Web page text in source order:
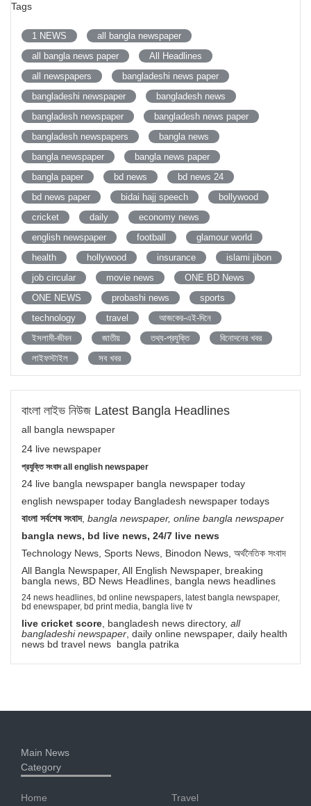
Tags
1 NEWS
all bangla newspaper
all bangla news paper
All Headlines
all newspapers
bangladeshi news paper
bangladeshi newspaper
bangladesh news
bangladesh newspaper
bangladesh news paper
bangladesh newspapers
bangla news
bangla newspaper
bangla news paper
bangla paper
bd news
bd news 24
bd news paper
bidai hajj speech
bollywood
cricket
daily
economy news
english newspaper
football
glamour world
health
hollywood insurance
islami jibon
job circular
movie news
ONE BD News
ONE NEWS
probashi news
sports
technology
travel
আজকের-এই-দিনে
ইসলামী-জীবন
জাতীয় তথ্য-প্রযুক্তি
বিনোদনের খবর
লাইফস্টাইল
সব খবর
বাংলা লাইভ নিউজ Latest Bangla Headlines
all bangla newspaper
24 live newspaper
প্রযুক্তি সংবাদ all english newspaper
24 live bangla newspaper bangla newspaper today
english newspaper today Bangladesh newspaper todays
বাংলা সর্বশেষ সংবাদ, bangla newspaper, online bangla newspaper
bangla news, bd live news, 24/7 live news
Technology News, Sports News, Binodon News, অর্থনৈতিক সংবাদ
All Bangla Newspaper, All English Newspaper, breaking
bangla news, BD News Headlines, bangla news headlines
24 news headlines, bd online newspapers, latest bangla newspaper,
bd enewspaper, bd print media, bangla live tv
live cricket score , bangladesh news directory, all
bangladeshi newspaper , daily online newspaper, daily health
news bd travel news bangla patrika
Main News
Category
Home
Travel